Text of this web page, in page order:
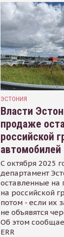
ЭСТОНИЯ
Власти
продаже
российской
автомобилей
С октября 2025
департамент
оставленные на
на российской
потом - если их
не объявятся
Об этом
ERR